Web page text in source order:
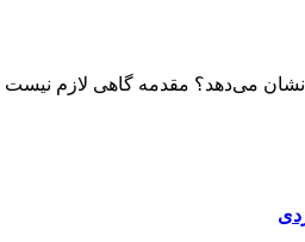
می‌دهد؟ مقدمه گاهی لازم نیست